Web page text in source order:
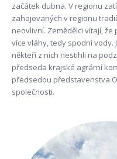
začátek dubna. V regionu
zahajovaných v regionu
neovlivní. Zemědělci vítají,
více vláhy, tedy spodní vody.
někteří z nich nestihli na
předseda krajské agrární
předsedou představenstva
společnosti.